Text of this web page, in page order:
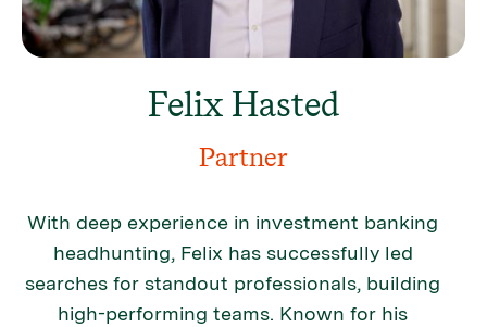
Felix Hasted
Partner
With deep experience in investment banking
headhunting, Felix has successfully led
searches for standout professionals, building
high-performing teams. Known for his